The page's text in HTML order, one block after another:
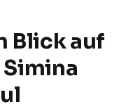
Blick auf